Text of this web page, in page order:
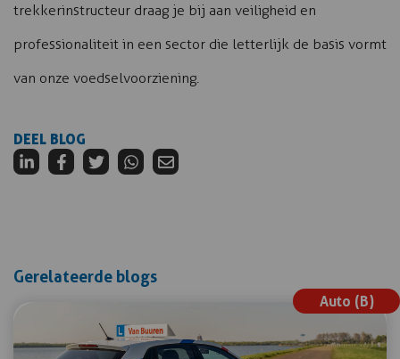
trekkerinstructeur draag je bij aan veiligheid en
professionaliteit in een sector die letterlijk de basis vormt
van onze voedselvoorziening.
DEEL BLOG
Gerelateerde blogs
Auto (B)